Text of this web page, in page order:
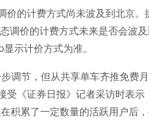
价的计费方式尚未波及到北京
调价的计费方式未来是否会波
示计价方式为准。
调节，但从共享单车齐推免费
受《证券日报》记者采访时表
积累了一定数量的活跃用户后